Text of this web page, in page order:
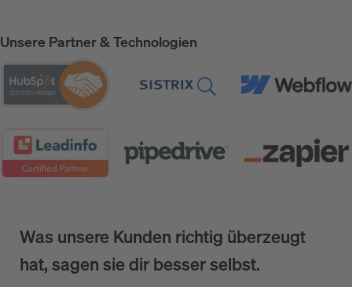
Unsere Partner & Technologien
Was unsere Kunden richtig überzeugt
hat, sagen sie dir besser selbst.